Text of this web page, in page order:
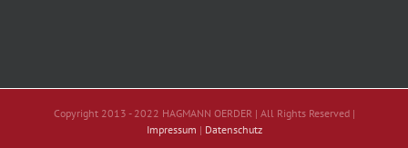
Copyright 2013 - 2022 HAGMANN OERDER | All Rights Reserved |
Impressum | Datenschutz